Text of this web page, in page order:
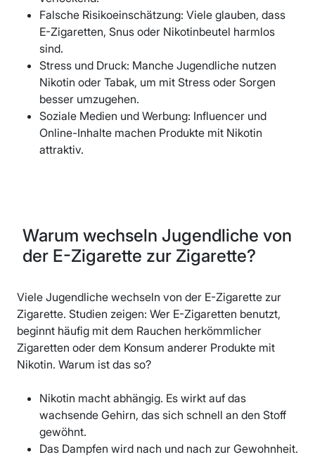
Falsche Risikoeinschätzung: Viele glauben, dass
E-Zigaretten, Snus oder Nikotinbeutel harmlos
sind.
Stress und Druck: Manche Jugendliche nutzen
Nikotin oder Tabak, um mit Stress oder Sorgen
besser umzugehen.
Soziale Medien und Werbung: Influencer und
Online-Inhalte machen Produkte mit Nikotin
attraktiv.
Warum wechseln Jugendliche von
der E-Zigarette zur Zigarette?
Viele Jugendliche wechseln von der E-Zigarette zur
Zigarette. Studien zeigen: Wer E-Zigaretten benutzt,
beginnt häufig mit dem Rauchen herkömmlicher
Zigaretten oder dem Konsum anderer Produkte mit
Nikotin. Warum ist das so?
Nikotin macht abhängig. Es wirkt auf das
wachsende Gehirn, das sich schnell an den Stoff
gewöhnt.
Das Dampfen wird nach und nach zur Gewohnheit.